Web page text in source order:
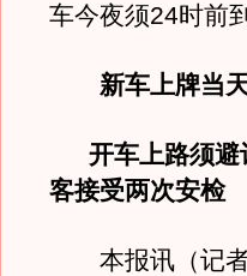
车今夜须24时
新车上牌当
开车上路须避
客接受两次安检
本报讯（记者